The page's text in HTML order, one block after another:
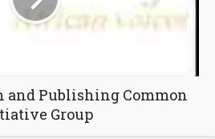
and Publishing Common
Group